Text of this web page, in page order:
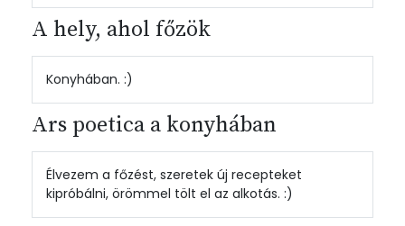
A hely, ahol főzök
Konyhában. :)
Ars poetica a konyhában
Élvezem a főzést, szeretek új recepteket
kipróbálni, örömmel tölt el az alkotás. :)